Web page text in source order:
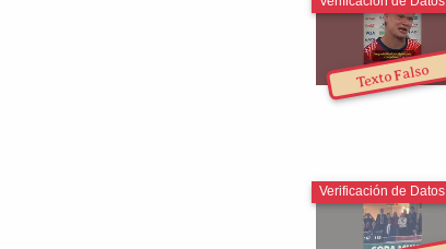
Texto Falso
Verificación de Datos